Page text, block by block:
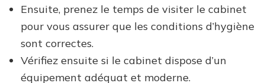
Ensuite, prenez le temps de visiter le cabinet
pour vous assurer que les conditions d’hygiène
sont correctes.
Vérifiez ensuite si le cabinet dispose d’un
équipement adéquat et moderne.